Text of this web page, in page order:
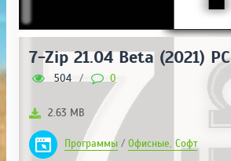
7-Zip 21.04 Beta (2021) PC
504 / 0
2.63 MB
Программы / Офисные, Софт